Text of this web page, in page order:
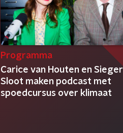
Programma
Carice van Houten en Sieger
Sloot maken podcast met
spoedcursus over klimaat